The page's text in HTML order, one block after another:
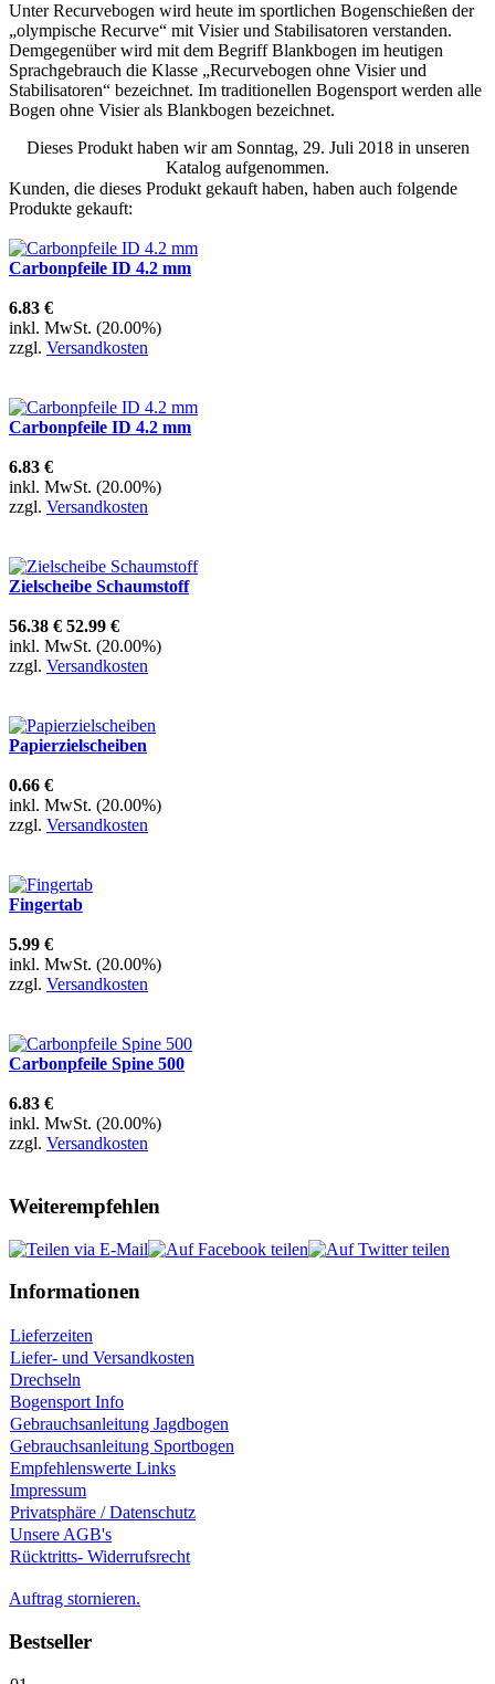
Unter Recurvebogen wird heute im sportlichen Bogenschießen der
„olympische Recurve“ mit Visier und Stabilisatoren verstanden.
Demgegenüber wird mit dem Begriff Blankbogen im heutigen
Sprachgebrauch die Klasse „Recurvebogen ohne Visier und
Stabilisatoren“ bezeichnet. Im traditionellen Bogensport werden alle
Bogen ohne Visier als Blankbogen bezeichnet.
Dieses Produkt haben wir am Sonntag, 29. Juli 2018 in unseren
Katalog aufgenommen.
Kunden, die dieses Produkt gekauft haben, haben auch folgende
Produkte gekauft:
Carbonpfeile ID 4.2 mm
6.83 €
inkl. MwSt. (20.00%)
zzgl. Versandkosten
Carbonpfeile ID 4.2 mm
6.83 €
inkl. MwSt. (20.00%)
zzgl. Versandkosten
Zielscheibe Schaumstoff
56.38 € 52.99 €
inkl. MwSt. (20.00%)
zzgl. Versandkosten
Papierzielscheiben
0.66 €
inkl. MwSt. (20.00%)
zzgl. Versandkosten
Fingertab
5.99 €
inkl. MwSt. (20.00%)
zzgl. Versandkosten
Carbonpfeile Spine 500
6.83 €
inkl. MwSt. (20.00%)
zzgl. Versandkosten
Weiterempfehlen
Informationen
Lieferzeiten
Liefer- und Versandkosten
Drechseln
Bogensport Info
Gebrauchsanleitung Jagdbogen
Gebrauchsanleitung Sportbogen
Empfehlenswerte Links
Impressum
Privatsphäre / Datenschutz
Unsere AGB's
Rücktritts- Widerrufsrecht
Auftrag stornieren.
Bestseller